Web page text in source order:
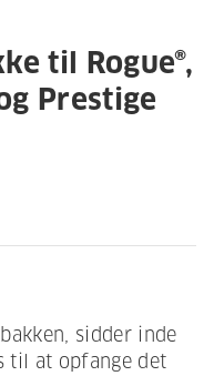
til Rogue®,
Prestige
sidder inde
til at opfange det